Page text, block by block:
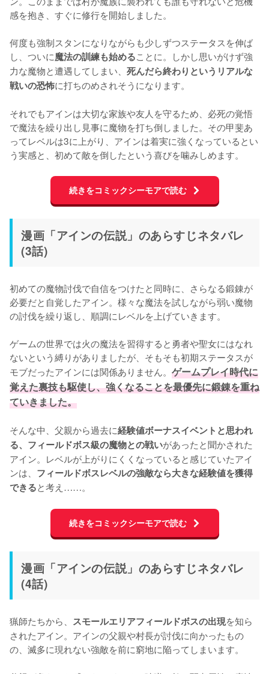
感を抱き、すぐに修行を開始しました。
何度も強制スタンになりながらも少しずつステータスを伸ば
し、ついに魔法の訓練も始めることに。しかし思いがけず強
力な魔物と遭遇してしまい、 死んだら終わりというリアルな
戦いの恐怖に打ちのめされそうになります。
それでもアインは大切な家族や友人を守るため、必死の覚悟
で魔法を繰り出し見事に魔物を打ち倒しました。その甲斐あ
ってレベルは3に上がり、アインは着実に強くなっているとい
う実感と、初めて敵を倒したという喜びを噛みしめます。
続きをコミックシーモアで読む
漫画「アインの伝説」のあらすじネタバレ
(3話)
初めての魔物討伐で自信をつけたと同時に、さらなる鍛錬が
必要だと自覚したアイン。様々な魔法を試しながら弱い魔物
の討伐を繰り返し、順調にレベルを上げていきます。
ゲームの世界では火の魔法を習得すると勇者や聖女にはなれ
ないという縛りがありましたが、そもそも初期ステータスが
モブだったアインには関係ありません。 ゲームプレイ時代に
覚えた裏技も駆使し、強くなることを最優先に鍛錬を重ね
ていきました。
そんな中、父親から過去に経験値ボーナスイベントと思われ
る、フィールドボス級の魔物との戦いがあったと聞かされた
アイン。レベルが上がりにくくなっていると感じていたアイ
ンは、 フィールドボスレベルの強敵なら大きな経験値を獲得
できると考え……。
続きをコミックシーモアで読む
漫画「アインの伝説」のあらすじネタバレ
(4話)
猟師たちから、 スモールエリアフィールドボスの出現を知ら
されたアイン。アインの父親や村長が討伐に向かったもの
の、滅多に現れない強敵を前に窮地に陥ってしまいます。